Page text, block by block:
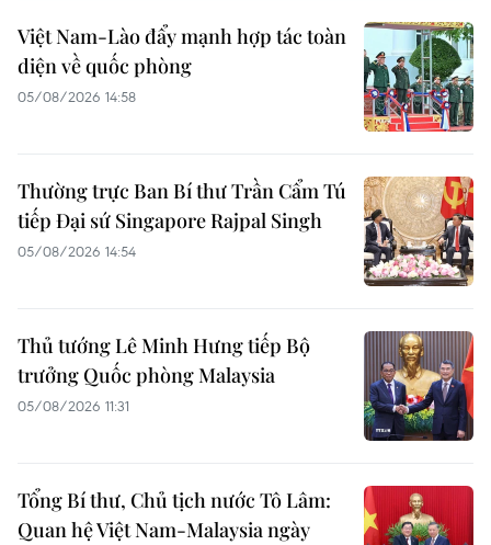
Việt Nam-Lào đẩy mạnh hợp tác toàn
diện về quốc phòng
05/08/2026 14:58
Thường trực Ban Bí thư Trần Cẩm Tú
tiếp Đại sứ Singapore Rajpal Singh
05/08/2026 14:54
Thủ tướng Lê Minh Hưng tiếp Bộ
trưởng Quốc phòng Malaysia
05/08/2026 11:31
Tổng Bí thư, Chủ tịch nước Tô Lâm:
Quan hệ Việt Nam-Malaysia ngày